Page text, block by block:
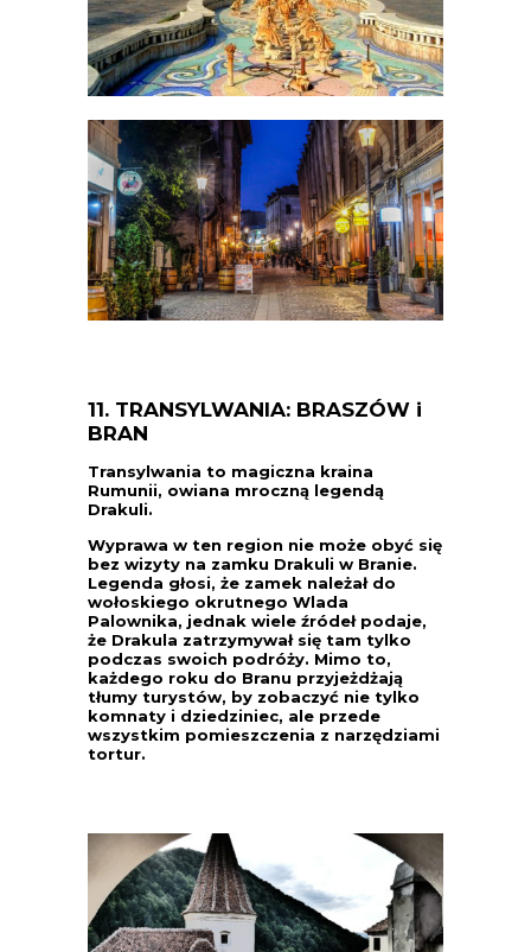
11. TRANSYLWANIA: BRASZÓW i
BRAN
Transylwania to magiczna kraina
Rumunii, owiana mroczną legendą
Drakuli.
Wyprawa w ten region nie może obyć się
bez wizyty na zamku Drakuli w Branie.
Legenda głosi, że zamek należał do
wołoskiego okrutnego Wlada
Palownika, jednak wiele źródeł podaje,
że Drakula zatrzymywał się tam tylko
podczas swoich podróży. Mimo to,
każdego roku do Branu przyjeżdżają
tłumy turystów, by zobaczyć nie tylko
komnaty i dziedziniec, ale przede
wszystkim pomieszczenia z narzędziami
tortur.